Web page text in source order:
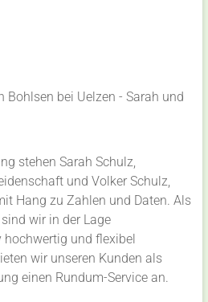
stehen Sarah Schulz,
und Volker Schulz,
Hang zu Zahlen und Daten. Als
wir in der Lage
und flexibel
wir unseren Kunden als
einen Rundum-Service an.